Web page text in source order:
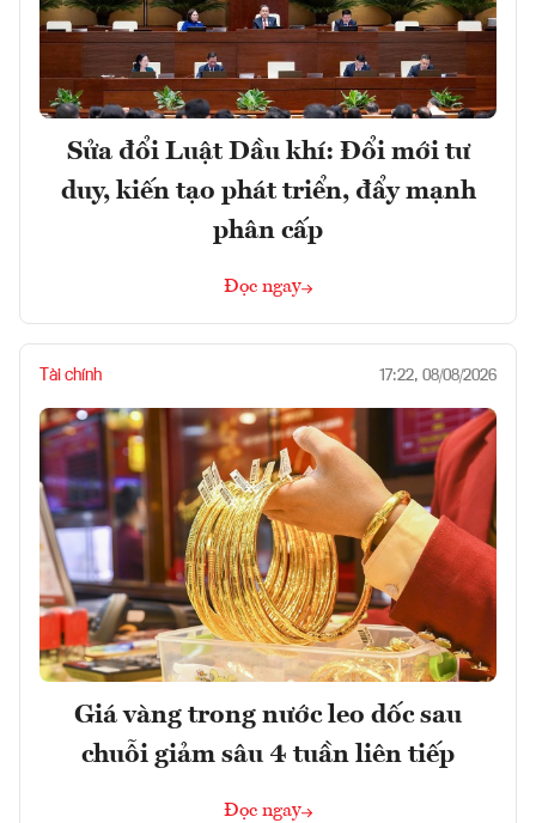
Sửa đổi Luật Dầu khí: Đổi mới tư
duy, kiến tạo phát triển, đẩy mạnh
phân cấp
Đọc ngay
Tài chính 17:22, 08/08/2026
Giá vàng trong nước leo dốc sau
chuỗi giảm sâu 4 tuần liên tiếp
Đọc ngay